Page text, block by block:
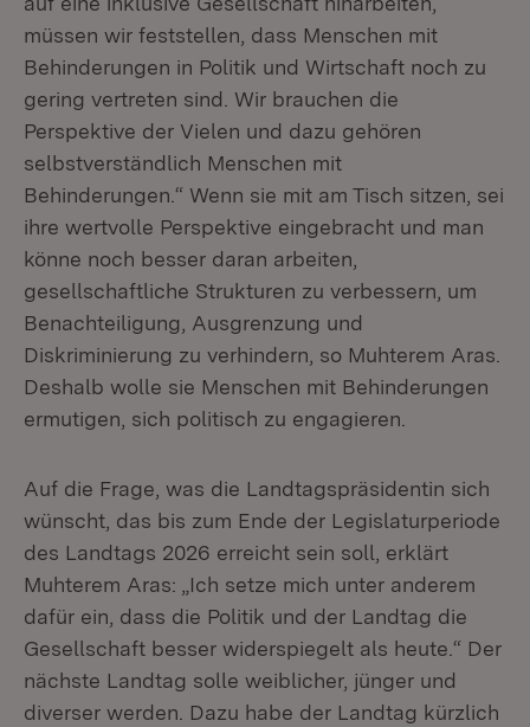
müssen wir feststellen, dass Menschen mit
Behinderungen in Politik und Wirtschaft noch zu
gering vertreten sind. Wir brauchen die
Perspektive der Vielen und dazu gehören
selbstverständlich Menschen mit
Behinderungen.“ Wenn sie mit am Tisch sitzen, sei
ihre wertvolle Perspektive eingebracht und man
könne noch besser daran arbeiten,
gesellschaftliche Strukturen zu verbessern, um
Benachteiligung, Ausgrenzung und
Diskriminierung zu verhindern, so Muhterem Aras.
Deshalb wolle sie Menschen mit Behinderungen
ermutigen, sich politisch zu engagieren.
Auf die Frage, was die Landtagspräsidentin sich
wünscht, das bis zum Ende der Legislaturperiode
des Landtags 2026 erreicht sein soll, erklärt
Muhterem Aras: „Ich setze mich unter anderem
dafür ein, dass die Politik und der Landtag die
Gesellschaft besser widerspiegelt als heute.“ Der
nächste Landtag solle weiblicher, jünger und
diverser werden. Dazu habe der Landtag kürzlich